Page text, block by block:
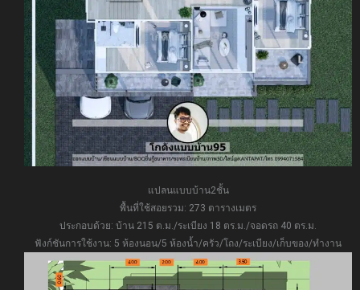
แปลนแบบบ้าน2ชั้น
พื้นที่ใช้สอยรวม: 273 ตารางเมตร
ประกอบด้วย: บ้าน 215 ต.ม./ระเบียง 18 ตร.ม./จอดรถ 40 ตร.ม.
ฟังก์ชันการใช้งาน: 5 ห้องนอน/5 ห้องน้ำ/ครัว/โถง/ระเบียง/เก็บของ/ทำงาน